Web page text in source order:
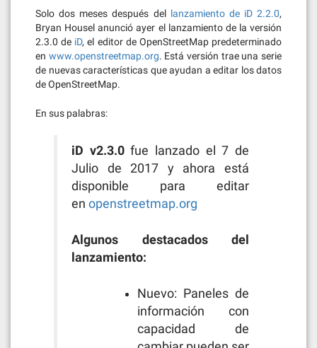
Solo dos meses después del lanzamiento de iD 2.2.0,
Bryan Housel anunció ayer el lanzamiento de la versión
2.3.0 de iD, el editor de OpenStreetMap predeterminado
en www.openstreetmap.org. Está versión trae una serie
de nuevas características que ayudan a editar los datos
de OpenStreetMap.
En sus palabras:
iD v2.3.0fue lanzado el 7 de
Julio de 2017 y ahora está
disponible para editar
enopenstreetmap.org
Algunos destacados del
lanzamiento:
Nuevo: Paneles de
información con
capacidad de